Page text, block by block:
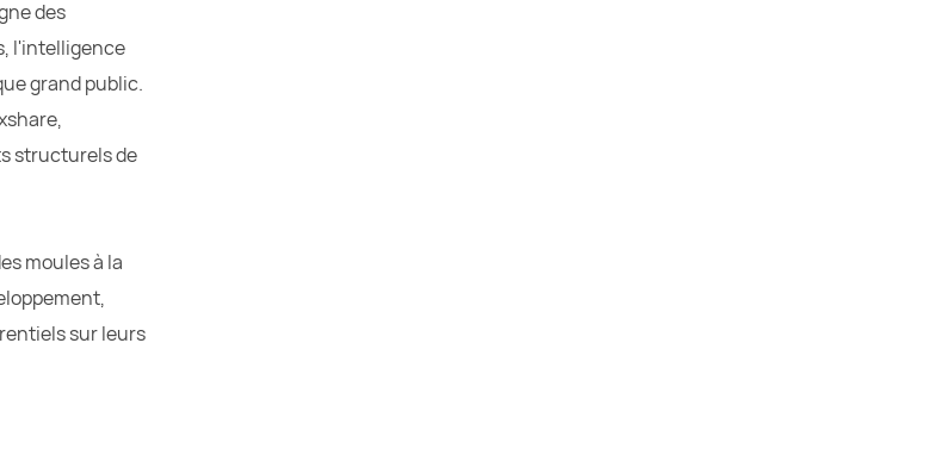
des
l'intelligence
grand public.
structurels de
moules à la
sur leurs